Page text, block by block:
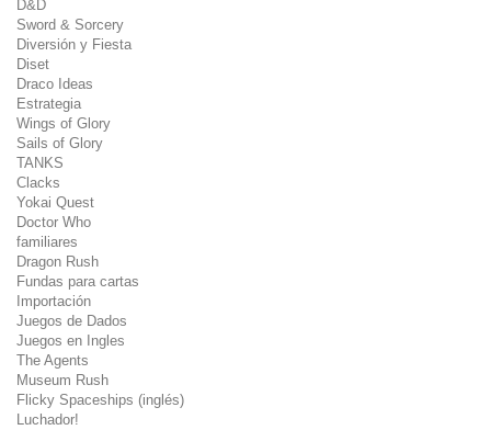
D&D
Sword & Sorcery
Diversión y Fiesta
Diset
Draco Ideas
Estrategia
Wings of Glory
Sails of Glory
TANKS
Clacks
Yokai Quest
Doctor Who
familiares
Dragon Rush
Fundas para cartas
Importación
Juegos de Dados
Juegos en Ingles
The Agents
Museum Rush
Flicky Spaceships (inglés)
Luchador!